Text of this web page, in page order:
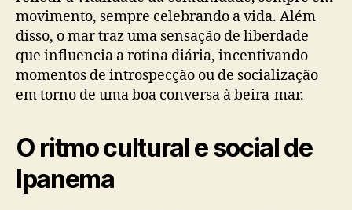
movimento, sempre celebrando a vida. Além
disso, o mar traz uma sensação de liberdade
que influencia a rotina diária, incentivando
momentos de introspecção ou de socialização
em torno de uma boa conversa à beira-mar.
O ritmo cultural e social de
Ipanema